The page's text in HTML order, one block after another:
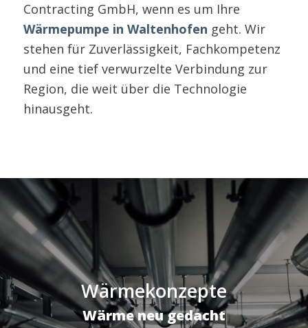
Contracting GmbH, wenn es um Ihre
Wärmepumpe in Waltenhofen geht. Wir
stehen für Zuverlässigkeit, Fachkompetenz
und eine tief verwurzelte Verbindung zur
Region, die weit über die Technologie
hinausgeht.
Wärmekonzepte
Wärme neu gedacht